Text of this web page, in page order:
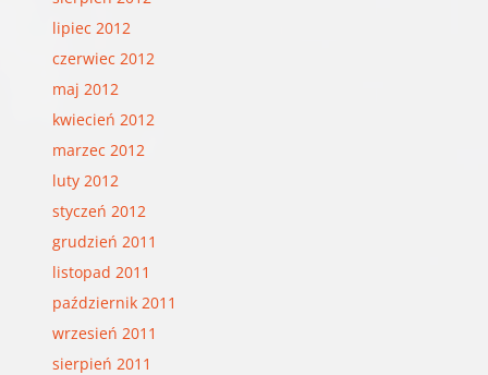
lipiec 2012
czerwiec 2012
maj 2012
kwiecień 2012
marzec 2012
luty 2012
styczeń 2012
grudzień 2011
listopad 2011
październik 2011
wrzesień 2011
sierpień 2011